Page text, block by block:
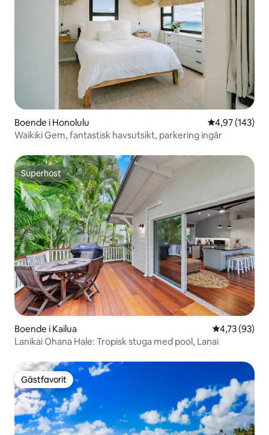
Boende i Honolulu 4,97 av 5 i
4,97 (143)
Waikiki Gem, fantastisk havsutsikt, parkering ingår
Superhost
Superhost
Boende i Kailua 4,73 av 5 i
4,73 (93)
Lanikai Ohana Hale: Tropisk stuga med pool, Lanai
Gästfavorit
Gästfavorit